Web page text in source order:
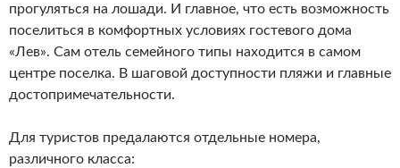
прогуляться на лошади. И главное, что есть возможность
поселиться в комфортных условиях гостевого дома
«Лев». Сам отель семейного типы находится в самом
центре поселка. В шаговой доступности пляжи и главные
достопримечательности.
Для туристов предалаются отдельные номера,
различного класса: